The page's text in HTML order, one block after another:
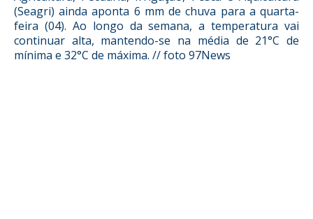
(Seagri) ainda aponta 6 mm de chuva para a quarta-
feira (04). Ao longo da semana, a temperatura vai
continuar alta, mantendo-se na média de 21°C de
mínima e 32°C de máxima. // foto 97News